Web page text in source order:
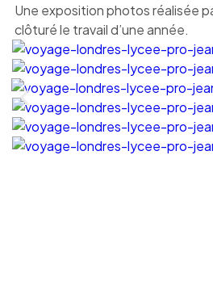
Une exposition photos réalisée
clôturé le travail d’une année.